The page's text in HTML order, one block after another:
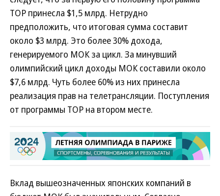
TOP принесла $1,5 млрд. Нетрудно
предположить, что итоговая сумма составит
около $3 млрд. Это более 30% дохода,
генерируемого МОК за цикл. За минувший
олимпийский цикл доходы МОК составили около
$7,6 млрд. Чуть более 60% из них принесла
реализация прав на телетрансляции. Поступления
от программы TOP на втором месте.
Вклад вышеозначенных японских компаний в